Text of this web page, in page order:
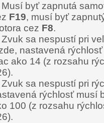
Musí byť zapnutá
F19, musí byť
cez F8.
Zvuk sa nespustí pri
nastavená
ako 14 (z rozsahu
Zvuk sa nespustí pri
rýchlosť musí
100 (z rozsahu